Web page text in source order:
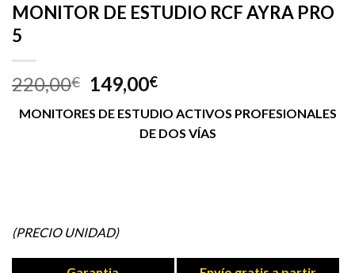
MONITOR DE ESTUDIO RCF AYRA PRO
5
220,00€ 149,00€
MONITORES DE ESTUDIO ACTIVOS PROFESIONALES
DE DOS VÍAS
(PRECIO UNIDAD)